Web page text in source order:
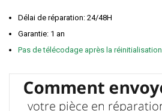
Délai de réparation: 24/48H
Garantie: 1 an
Pas de télécodage après la réinitialisation